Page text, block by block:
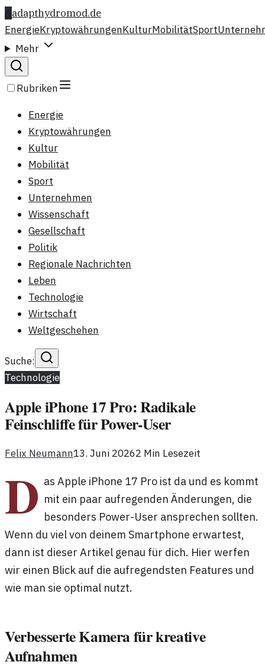
Aadapthydromod.de
EnergieKryptowährungenKulturMobilitätSport
Mehr
Rubriken
Energie
Kryptowährungen
Kultur
Mobilität
Sport
Unternehmen
Wissenschaft
Gesellschaft
Politik
Regionale Nachrichten
Leben
Technologie
Wirtschaft
Weltgeschehen
Suche:
Technologie
Apple iPhone 17 Pro: Radikale
Feinschliffe für Power-User
Felix Neumann13. Juni 20262 Min Lesezeit
D as Apple iPhone 17 Pro ist da und es kommt
mit ein paar aufregenden Änderungen, die
besonders Power-User ansprechen sollten.
Wenn du viel von deinem Smartphone erwartest,
dann ist dieser Artikel genau für dich. Hier werfen
wir einen Blick auf die aufregendsten Features und
wie man sie optimal nutzt.
Verbesserte Kamera für kreative
Aufnahmen